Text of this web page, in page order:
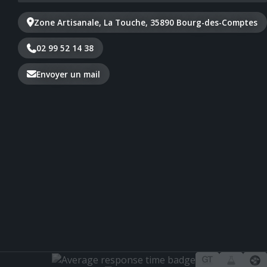
Zone Artisanale, La Touche, 35890 Bourg-des-Comptes
02 99 52 14 38
Envoyer un mail